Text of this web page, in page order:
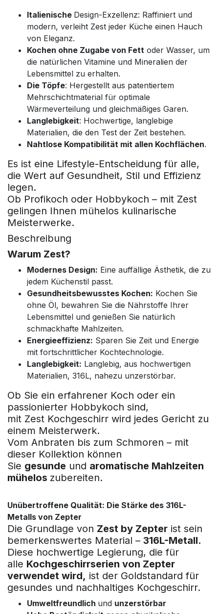
Italienische Design-Exzellenz: Raffiniert und
modern, verleiht Zest jeder Küche einen Hauch
von Eleganz.
Kochen ohne Zugabe von Fett oder Wasser, um
die natürlichen Vitamine und Mineralien der
Lebensmittel zu erhalten.
Die Töpfe: Hergestellt aus patentiertem
Mehrschichtmaterial für optimale
Wärmeverteilung und gleichmäßiges Garen.
Langlebigkeit: Hochwertige, langlebige
Materialien, die den Test der Zeit bestehen.
Nahtlose Kompatibilität mit allen Kochflächen.
Es ist eine Lifestyle-Entscheidung für alle,
die Wert auf Gesundheit, Stil und Effizienz
legen.
Ob Profikoch oder Hobbykoch – mit Zest
gelingen Ihnen mühelos kulinarische
Meisterwerke.
Beschreibung
Warum Zest?
Modernes Design: Eine auffällige Ästhetik, die zu
jedem Küchenstil passt.
Gesundheitsbewusstes Kochen: Kochen Sie
ohne Öl, bewahren Sie die Nährstoffe Ihrer
Lebensmittel und genießen Sie natürlich
schmackhafte Mahlzeiten.
Energieeffizienz: Sparen Sie Zeit und Energie
mit fortschrittlicher Kochtechnologie.
Langlebigkeit: Langlebig, aus hochwertigen
Materialien, 316L, nahezu unzerstörbar.
Ob Sie ein erfahrener Koch oder ein
passionierter Hobbykoch sind,
mit Zest Kochgeschirr wird jedes Gericht zu
einem Meisterwerk.
Vom Anbraten bis zum Schmoren – mit
dieser Kollektion können
Sie gesunde und aromatische Mahlzeiten
mühelos zubereiten.
Unübertroffene Qualität: Die Stärke des 316L-
Metalls von Zepter
Die Grundlage von Zest by Zepter ist sein
bemerkenswertes Material – 316L-Metall.
Diese hochwertige Legierung, die für
alle Kochgeschirrserien von Zepter
verwendet wird, ist der Goldstandard für
gesundes und nachhaltiges Kochgeschirr.
Umweltfreundlich und unzerstörbar